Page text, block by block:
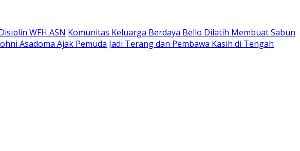
WFH ASN Komunitas Keluarga Berdaya Bello Dilatih Membuat Sabun
Asadoma Ajak Pemuda Jadi Terang dan Pembawa Kasih di Tengah